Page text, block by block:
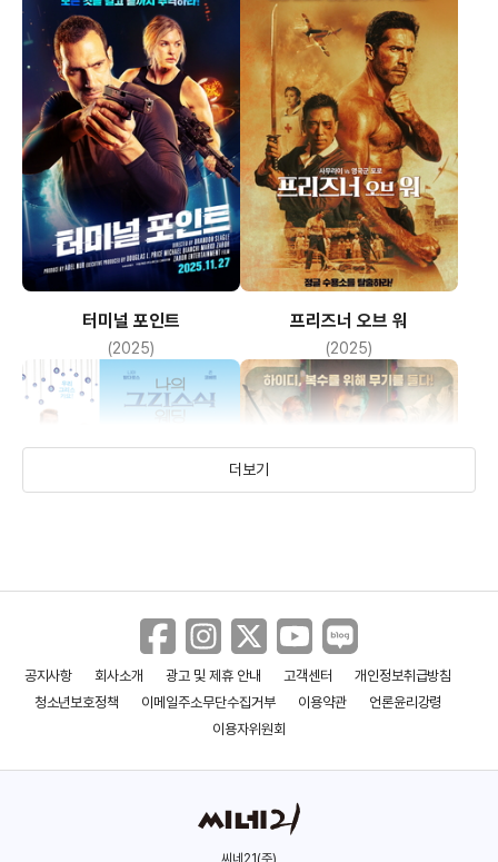
터미널 포인트
(2025)
프리즈너 오브 워
(2025)
나의 그리스식 웨딩 3 매드 하이디
더보기
공지사항 회사소개 광고 및 제휴 안내 고객센터
개인정보취급방침
청소년보호정책
이메일주소무단수집거부 이용약관
언론윤리강령
이용자위원회
씨네21(주)